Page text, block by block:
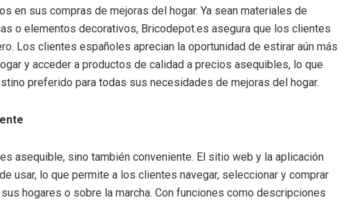
en sus compras de mejoras del hogar. Ya sean materiales de
o elementos decorativos, Bricodepot.es asegura que los clientes
Los clientes españoles aprecian la oportunidad de estirar aún más
y acceder a productos de calidad a precios asequibles, lo que
preferido para todas sus necesidades de mejoras del hogar.
asequible, sino también conveniente. El sitio web y la aplicación
usar, lo que permite a los clientes navegar, seleccionar y comprar
hogares o sobre la marcha. Con funciones como descripciones